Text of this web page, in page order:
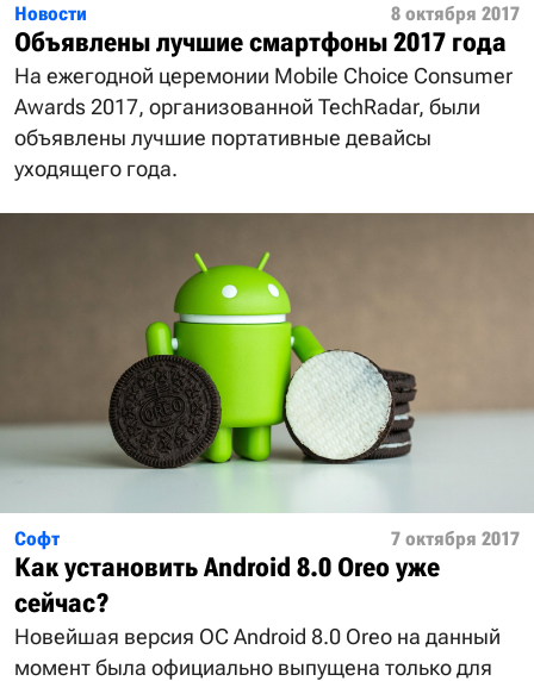
Новости 8 октября 2017
Объявлены лучшие смартфоны 2017 года
На ежегодной церемонии Mobile Choice Consumer
Awards 2017, организованной TechRadar, были
объявлены лучшие портативные девайсы
уходящего года.
Софт 7 октября 2017
Как установить Android 8.0 Oreo уже
сейчас?
Новейшая версия ОС Android 8.0 Oreo на данный
момент была официально выпущена только для